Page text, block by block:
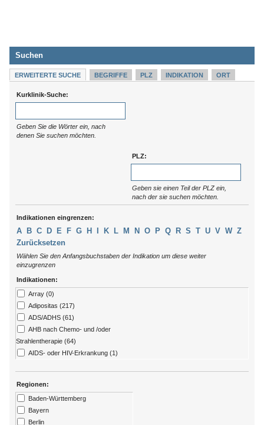
Suchen
ERWEITERTE SUCHE BEGRIFFE PLZ INDIKATION ORT
Kurklinik-Suche:
Geben Sie die Wörter ein, nach
denen Sie suchen möchten.
PLZ:
Geben sie einen Teil der PLZ ein,
nach der sie suchen möchten.
Indikationen eingrenzen:
A B C D E F G H K L M N O P Q R S T U V W Z
Zurücksetzen
Wählen Sie den Anfangsbuchstaben der Indikation um diese weiter
einzugrenzen
Indikationen:
Array (0)
Adipositas (217)
ADS/ADHS (61)
AHB nach Chemo- und /oder
Strahlentherapie (64)
AIDS- oder HIV-Erkrankung (1)
Alzheimer (13)
Amputation (176)
Angststörungen (273)
Regionen:
Baden-Württemberg
Bayern
Berlin